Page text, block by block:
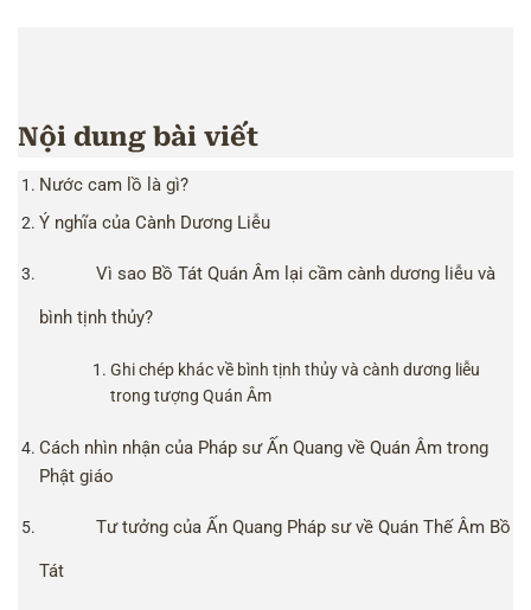
Nội dung bài viết
Nước cam lồ là gì?
Ý nghĩa của Cành Dương Liễu
Vì sao Bồ Tát Quán Âm lại cầm cành dương liễu và
bình tịnh thủy?
Ghi chép khác về bình tịnh thủy và cành dương liễu
trong tượng Quán Âm
Cách nhìn nhận của Pháp sư Ấn Quang về Quán Âm trong
Phật giáo
Tư tưởng của Ấn Quang Pháp sư về Quán Thế Âm Bồ
Tát